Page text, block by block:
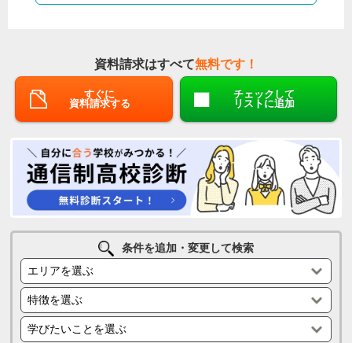
資料請求はすべて無料です！
すぐに
資料請求する
チェックして
リストに追加
条件を追加・変更して検索